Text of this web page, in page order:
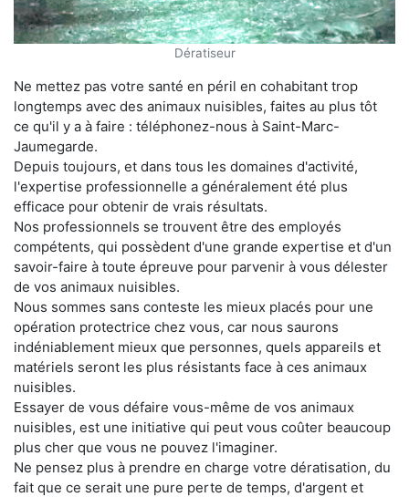
Dératiseur
Ne mettez pas votre santé en péril en cohabitant trop
longtemps avec des animaux nuisibles, faites au plus tôt
ce qu'il y a à faire : téléphonez-nous à Saint-Marc-
Jaumegarde.
Depuis toujours, et dans tous les domaines d'activité,
l'expertise professionnelle a généralement été plus
efficace pour obtenir de vrais résultats.
Nos professionnels se trouvent être des employés
compétents, qui possèdent d'une grande expertise et d'un
savoir-faire à toute épreuve pour parvenir à vous délester
de vos animaux nuisibles.
Nous sommes sans conteste les mieux placés pour une
opération protectrice chez vous, car nous saurons
indéniablement mieux que personnes, quels appareils et
matériels seront les plus résistants face à ces animaux
nuisibles.
Essayer de vous défaire vous-même de vos animaux
nuisibles, est une initiative qui peut vous coûter beaucoup
plus cher que vous ne pouvez l'imaginer.
Ne pensez plus à prendre en charge votre dératisation, du
fait que ce serait une pure perte de temps, d'argent et